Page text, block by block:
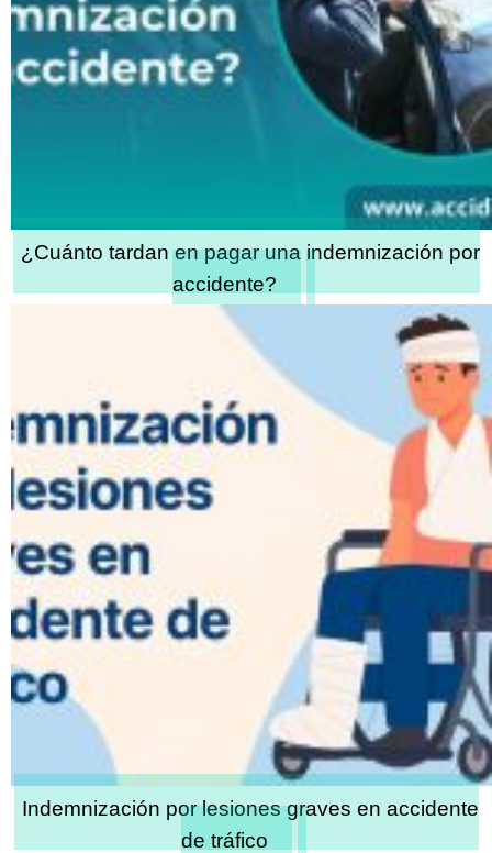
¿Cuánto tardan en pagar una indemnización por
accidente?
Indemnización por lesiones graves en accidente
de tráfico